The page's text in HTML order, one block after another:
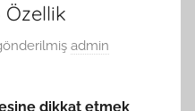
Özellik
admin
dikkat etmek